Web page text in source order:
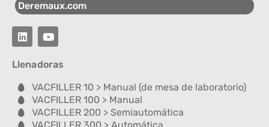
Deremaux.com
Llenadoras
VACFILLER 10 > Manual (de mesa de laboratorio)
VACFILLER 100 > Manual
VACFILLER 200 > Semiautomática